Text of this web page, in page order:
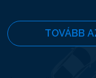
TOVÁBB